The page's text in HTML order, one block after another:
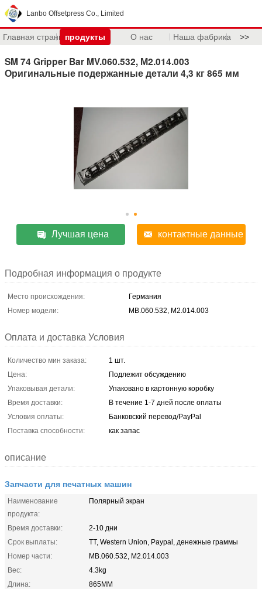
Lanbo Offsetpress Co., Limited
Главная страницапродукты О нас Наша фабрика >>
SM 74 Gripper Bar MV.060.532, М2.014.003
Оригинальные подержанные детали 4,3 кг 865 мм
Лучшая цена контактные данные
Подробная информация о продукте
Место происхождения:
Германия
Номер модели:
МВ.060.532, М2.014.003
Оплата и доставка Условия
Количество мин заказа:
1 шт.
Цена:
Подлежит обсуждению
Упаковывая детали:
Упаковано в картонную коробку
Время доставки:
В течение 1-7 дней после оплаты
Условия оплаты:
Банковский перевод/PayPal
Поставка способности:
как запас
описание
Запчасти для печатных машин
Наименование
продукта:
Полярный экран
Время доставки:
2-10 дни
Срок выплаты:
TT, Western Union, Paypal, денежные граммы
Номер части:
МВ.060.532, М2.014.003
Вес:
4.3kg
Длина:
865MM